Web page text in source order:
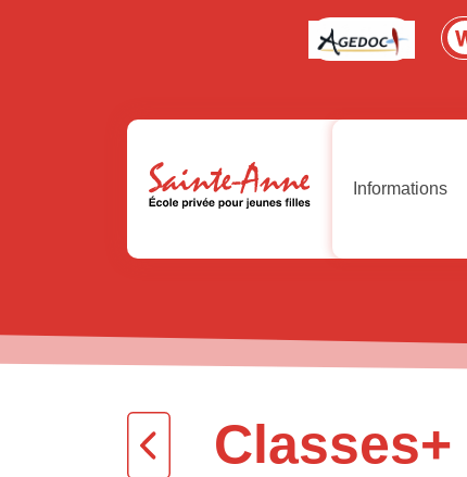
Informations
Classes+